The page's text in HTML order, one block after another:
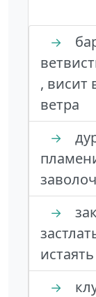
→
, висит
ветра
→
→
истаять
→